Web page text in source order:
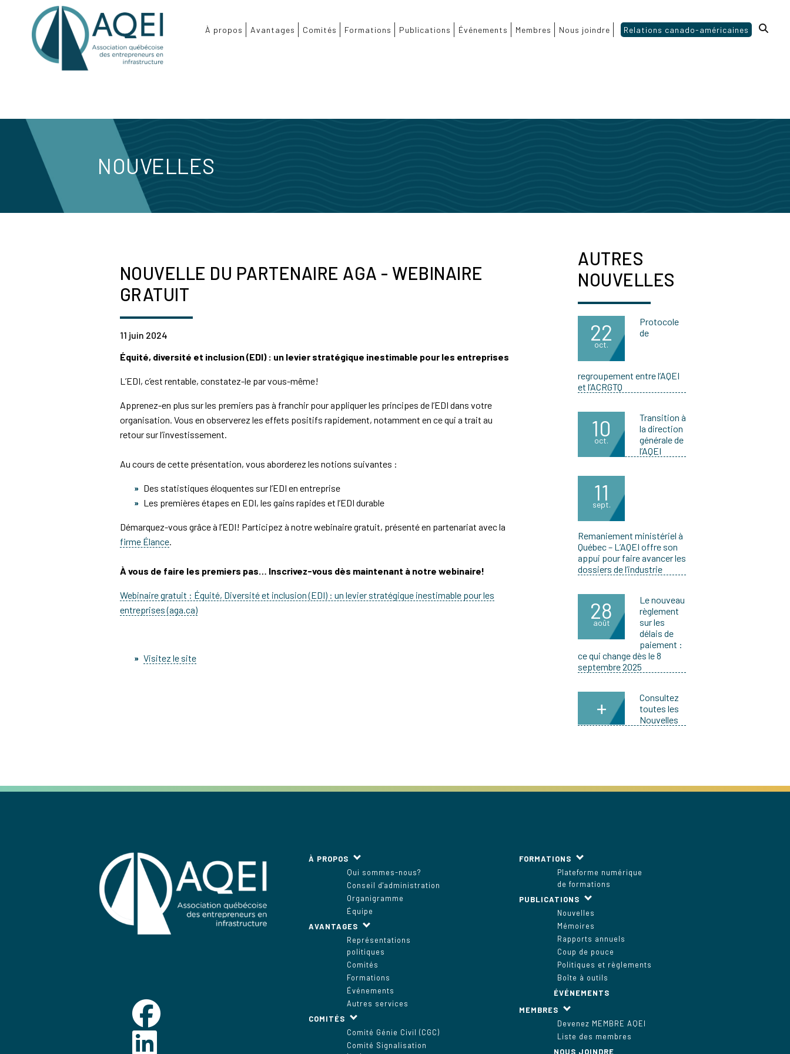
À propos Avantages Comités Formations Publications Événements Membres Nous joindre Relations canado-américaines
NOUVELLES
NOUVELLE DU PARTENAIRE AGA - WEBINAIRE
GRATUIT
11 juin 2024
Équité, diversité et inclusion (EDI) : un levier stratégique inestimable pour les entreprises
L’EDI, c’est rentable, constatez-le par vous-même!
Apprenez-en plus sur les premiers pas à franchir pour appliquer les principes de l’EDI dans votre
organisation. Vous en observerez les effets positifs rapidement, notamment en ce qui a trait au
retour sur l’investissement.
Au cours de cette présentation, vous aborderez les notions suivantes :
Des statistiques éloquentes sur l’EDI en entreprise
Les premières étapes en EDI, les gains rapides et l’EDI durable
Démarquez-vous grâce à l’EDI! Participez à notre webinaire gratuit, présenté en partenariat avec la
firme Élance.
À vous de faire les premiers pas… Inscrivez-vous dès maintenant à notre webinaire!
Webinaire gratuit : Équité, Diversité et inclusion (EDI) : un levier stratégique inestimable pour les
entreprises (aga.ca)
Visitez le site
AUTRES
NOUVELLES
22
oct.
Protocole
de
regroupement entre l’AQEI
et l’ACRGTQ
10
oct.
Transition à
la direction
générale de
l’AQEI
11
sept.
Remaniement ministériel à
Québec – L’AQEI offre son
appui pour faire avancer les
dossiers de l’industrie
28
août
Le nouveau
règlement
sur les
délais de
paiement :
ce qui change dès le 8
septembre 2025
+
Consultez
toutes les
Nouvelles
À PROPOS
Qui sommes-nous?
Conseil d'administration
Organigramme
Équipe
AVANTAGES
Représentations
politiques
Comités
Formations
Événements
Autres services
COMITÉS
Comité Génie Civil (CGC)
Comité Signalisation
FORMATIONS
Plateforme numérique
de formations
PUBLICATIONS
Nouvelles
Mémoires
Rapports annuels
Coup de pouce
Politiques et règlements
Boîte à outils
ÉVÉNEMENTS
MEMBRES
Devenez MEMBRE AQEI
Liste des membres
NOUS JOINDRE